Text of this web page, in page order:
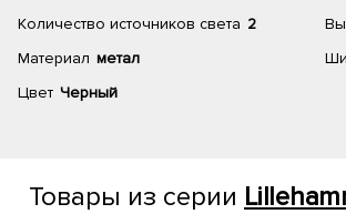
Количество источников света 2
Материал метал
Цвет Черный
Товары из серии